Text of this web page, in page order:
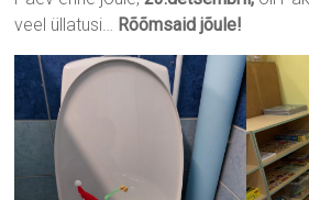
veel üllatusi… Rõõmsaid jõule!